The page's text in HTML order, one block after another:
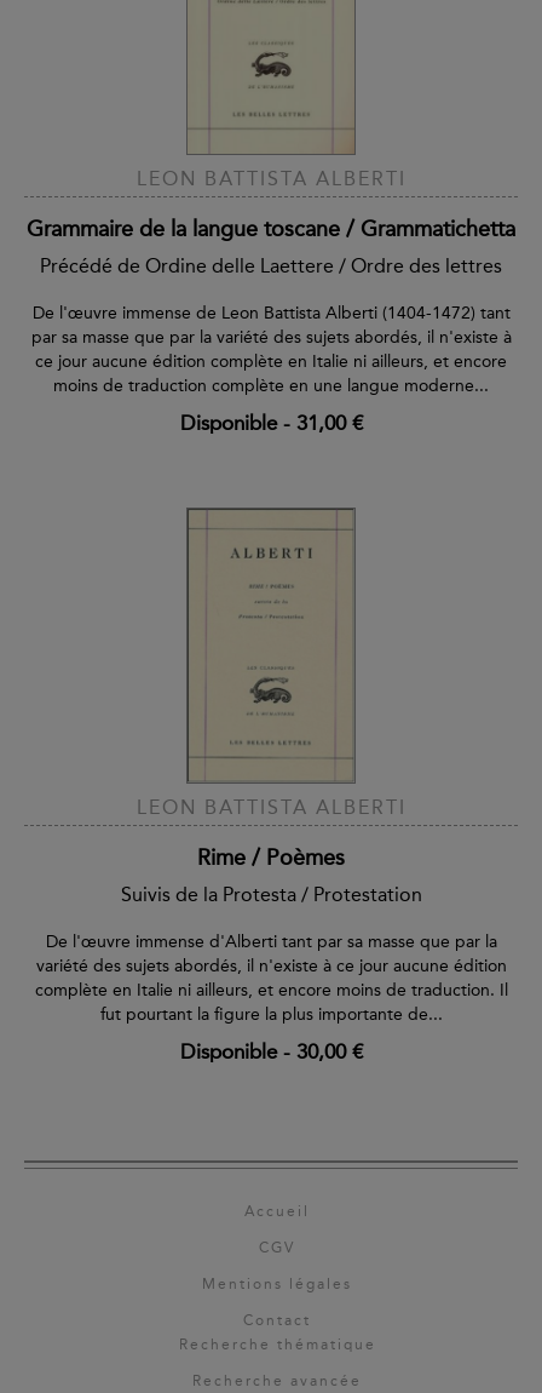
LEON BATTISTA ALBERTI
Grammaire de la langue toscane / Grammatichetta
Précédé de Ordine delle Laettere / Ordre des lettres
De l'œuvre immense de Leon Battista Alberti (1404-1472) tant
par sa masse que par la variété des sujets abordés, il n'existe à
ce jour aucune édition complète en Italie ni ailleurs, et encore
moins de traduction complète en une langue moderne...
Disponible- 31,00 €
LEON BATTISTA ALBERTI
Rime / Poèmes
Suivis de la Protesta / Protestation
De l'œuvre immense d'Alberti tant par sa masse que par la
variété des sujets abordés, il n'existe à ce jour aucune édi­tion
complète en Italie ni ailleurs, et encore moins de tra­duction. Il
fut pourtant la figure la plus importante de...
Disponible- 30,00 €
Accueil
CGV
Mentions légales
Contact
Recherche thématique
Recherche avancée